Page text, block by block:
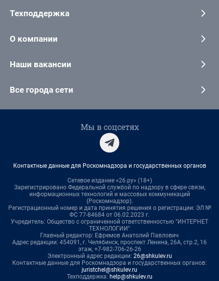
Техподдержка
О компании
Наши вакансии
Все города сети
Мы в соцсетях
Контактные данные для Роскомнадзора и государственных органов
Сетевое издание «26.ру» (18+)
Зарегистрировано Федеральной службой по надзору в сфере связи,
информационных технологий и массовых коммуникаций
(Роскомнадзор).
Регистрационный номер и дата принятия решения о регистрации: ЭЛ №
ФС 77-84684 от 06.02.2023 г.
Учредитель: Общество с ограниченной ответственностью "ИНТЕРНЕТ
ТЕХНОЛОГИИ"
Главный редактор: Ефремов Анатолий Павлович
Адрес редакции: 454091, г. Челябинск, проспект Ленина, 26А, стр.2, 16
этаж, +7-982-706-26-26
Электронный адрес редакции: 26@shkulev.ru
Контактные данные для Роскомнадзора и государственных органов:
juristchel@shkulev.ru
Техподдержка: help@shkulev.ru